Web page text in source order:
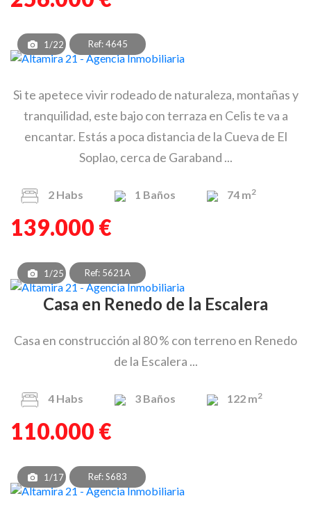
1/22 Ref: 4645
Si te apetece vivir rodeado de naturaleza, montañas y
tranquilidad, este bajo con terraza en Celis te va a
encantar. Estás a poca distancia de la Cueva de El
Soplao, cerca de Garaband ...
2 Habs 1 Baños 74 m2
139.000 €
1/25 Ref: 5621A
Casa en Renedo de la Escalera
Casa en construcción al 80 % con terreno en Renedo
de la Escalera ...
4 Habs 3 Baños 122 m2
110.000 €
1/17 Ref: S683